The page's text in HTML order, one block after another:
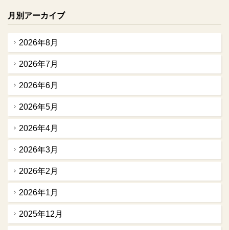
月別アーカイブ
2026年8月
2026年7月
2026年6月
2026年5月
2026年4月
2026年3月
2026年2月
2026年1月
2025年12月